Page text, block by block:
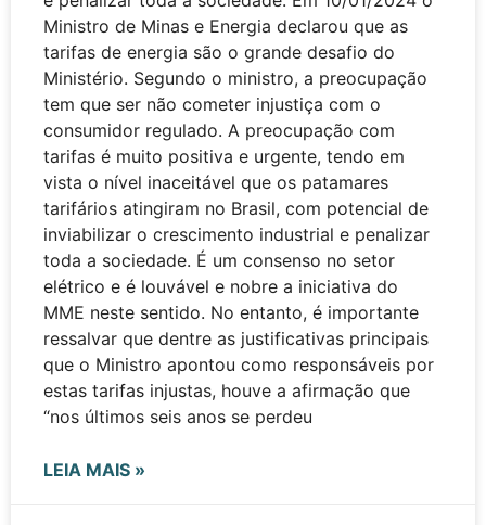
Ministro de Minas e Energia declarou que as
tarifas de energia são o grande desafio do
Ministério. Segundo o ministro, a preocupação
tem que ser não cometer injustiça com o
consumidor regulado. A preocupação com
tarifas é muito positiva e urgente, tendo em
vista o nível inaceitável que os patamares
tarifários atingiram no Brasil, com potencial de
inviabilizar o crescimento industrial e penalizar
toda a sociedade. É um consenso no setor
elétrico e é louvável e nobre a iniciativa do
MME neste sentido. No entanto, é importante
ressalvar que dentre as justificativas principais
que o Ministro apontou como responsáveis por
estas tarifas injustas, houve a afirmação que
“nos últimos seis anos se perdeu
LEIA MAIS »